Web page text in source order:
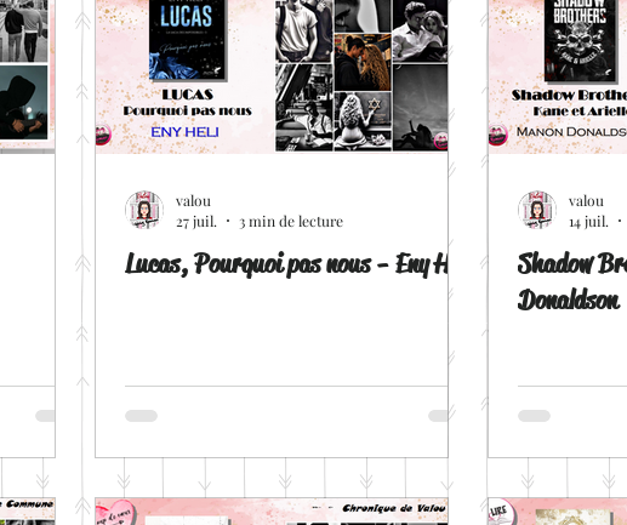
Romance contemporaine Dark Romance Romance
Romance Militaire
Black Ink Editions Editions Addictives Fyctia
Lucas, Pourquoi pas nous - Eny Heli
valou
27 juil.
3 min de lecture
Shadow
Donaldson
valou
14 juil.